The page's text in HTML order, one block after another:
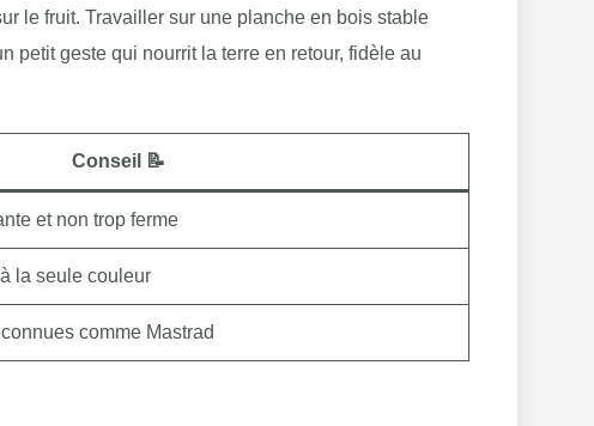
le fruit. Travailler sur une planche en bois stable
petit geste qui nourrit la terre en retour, fidèle au
Conseil 📝
et non trop ferme
la seule couleur
comme Mastrad